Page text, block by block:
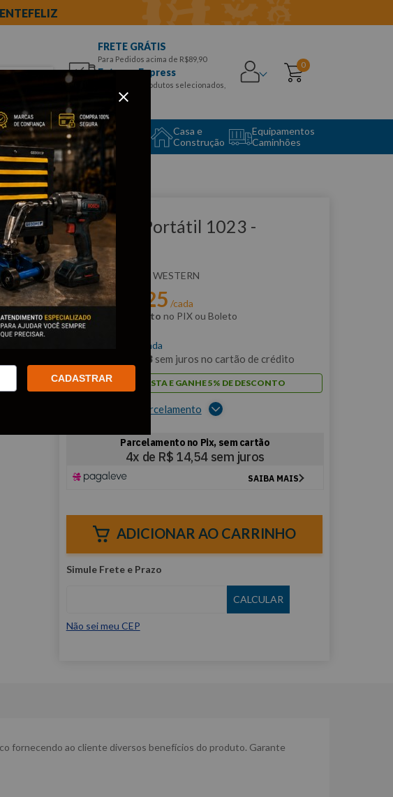
FRETE GRÁTIS
Para Pedidos acima de R$89,90
Entrega Express
para CEPS e produtos selecionados,
Aproveite!
0
Equipamento
Auto Center
Casa e
Construção
Equipamentos
Caminhões
Clique e veja!
Maçarico Portátil 1023 -
WESTERN
:W1023 WESTERN
Por:R$ 25 /cada
com5% de desconto no PIX ou Boleto
/cada
63sem juros no cartão de crédito
PAGUE À VISTA E GANHE 5% DE DESCONTO
Ver opções de parcelamento
ADICIONAR AO CARRINHO
Não sei meu CEP
fornecendo ao cliente diversos benefícios do produto. Garante
CADASTRAR